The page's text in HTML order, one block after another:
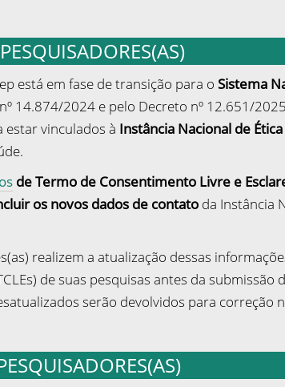
está em fase de transição para o Sistema
14.874/2024 e pelo Decreto nº 12.651/
estar vinculados à Instância Nacional de
de Termo de Consentimento Livre e
os novos dados de contatoda Instância
realizem a atualização dessas
de suas pesquisas antes da submissão
serão devolvidos para correção